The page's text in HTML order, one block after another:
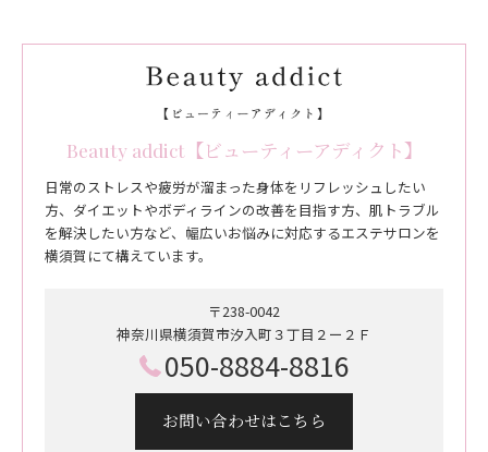
Beauty addict【ビューティーアディクト】
日常のストレスや疲労が溜まった身体をリフレッシュしたい
方、ダイエットやボディラインの改善を目指す方、肌トラブル
を解決したい方など、幅広いお悩みに対応するエステサロンを
横須賀にて構えています。
〒238-0042
神奈川県横須賀市汐入町３丁目２ー２Ｆ
050-8884-8816
お問い合わせはこちら